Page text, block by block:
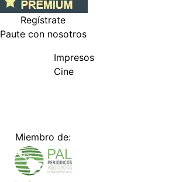
Regístrate
Paute con nosotros
Impresos
Cine
Miembro de: